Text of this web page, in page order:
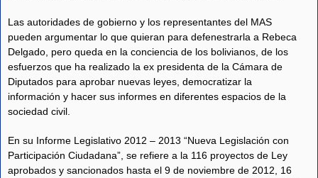
Las autoridades de gobierno y los representantes del MAS
pueden argumentar lo que quieran para defenestrarla a Rebeca
Delgado, pero queda en la conciencia de los bolivianos, de los
esfuerzos que ha realizado la ex presidenta de la Cámara de
Diputados para aprobar nuevas leyes, democratizar la
información y hacer sus informes en diferentes espacios de la
sociedad civil.
En su Informe Legislativo 2012 – 2013 “Nueva Legislación con
Participación Ciudadana”, se refiere a la 116 proyectos de Ley
aprobados y sancionados hasta el 9 de noviembre de 2012, 16